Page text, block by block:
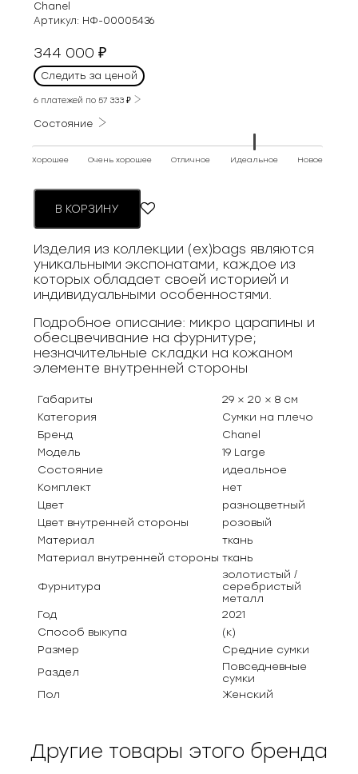
Chanel
Артикул: НФ-00005436
344 000₽
Следить за ценой
6 платежей по57 333₽
Состояние
Хорошее Очень хорошее Отличное Идеальное Новое
В КОРЗИНУ
Изделия из коллекции (ex)bags являются
уникальными экспонатами, каждое из
которых обладает своей историей и
индивидуальными особенностями.
Подробное описание: микро царапины и
обесцвечивание на фурнитуре;
незначительные складки на кожаном
элементе внутренней стороны
Габариты
29 × 20 × 8 см
Категория
Сумки на плечо
Бренд
Chanel
Модель
19 Large
Состояние
идеальное
Комплект
нет
Цвет
разноцветный
Цвет внутренней стороны
розовый
Материал
ткань
Материал внутренней стороны ткань
Фурнитура
золотистый /
серебристый
металл
Год
2021
Способ выкупа
(к)
Размер
Средние сумки
Раздел
Повседневные
сумки
Пол
Женский
Другие товары этого бренда